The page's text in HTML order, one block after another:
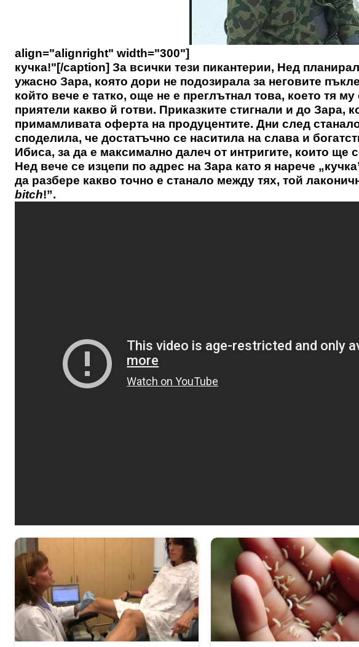
align="alignright" width="300"]
кучка!"[/caption] За всички тези пикантерии, Нед
ужасно Зара, която дори не подозирала за неговите
който вече е татко, още не е преглътнал това, което тя
приятели какво й готви. Приказките стигнали и до Зара,
примамливата оферта на продуцентите. Дни след
споделила, че достатъчно се наситила на слава и
Ибиса, за да е максимално далеч от интригите, които ще
Нед вече се изцепи по адрес на Зара като я нарече
да разбере какво точно е станало между тях, той
bitch!”.